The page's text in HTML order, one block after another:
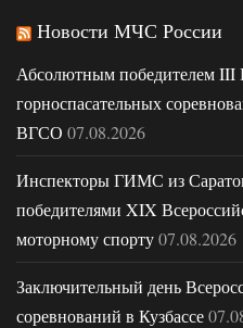
Новости МЧС России
Абсолютным победителем III
горноспасательных
ВГСО 07.08.2026
Инспекторы ГИМС из
победителями XIX
моторному спорту07.08.2026
Заключительный день
соревнований в Кузбассе